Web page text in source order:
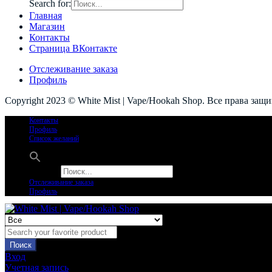
Search for:
Главная
Магазин
Контакты
Страница ВКонтакте
Отслеживание заказа
Профиль
Copyright 2023 © White Mist | Vape/Hookah Shop. Все права
Контакты
Профиль
Список желаний
Отслеживание заказа
Профиль
Поиск
Вход
Учетная запись